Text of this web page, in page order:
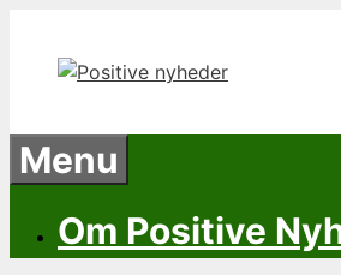
indhold
Menu
Om Positive